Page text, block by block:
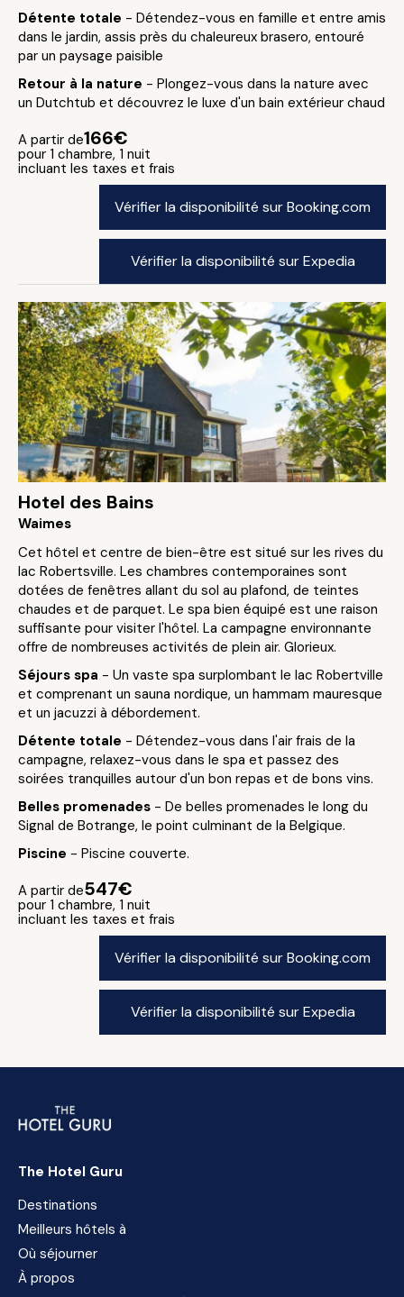
Détente totale - Détendez-vous en famille et entre amis
dans le jardin, assis près du chaleureux brasero, entouré
par un paysage paisible
Retour à la nature - Plongez-vous dans la nature avec
un Dutchtub et découvrez le luxe d'un bain extérieur chaud
A partir de166€
pour 1 chambre, 1 nuit
incluant les taxes et frais
Vérifier la disponibilité sur Booking.com
Vérifier la disponibilité sur Expedia
Hotel des Bains
Waimes
Cet hôtel et centre de bien-être est situé sur les rives du
lac Robertsville. Les chambres contemporaines sont
dotées de fenêtres allant du sol au plafond, de teintes
chaudes et de parquet. Le spa bien équipé est une raison
suffisante pour visiter l'hôtel. La campagne environnante
offre de nombreuses activités de plein air. Glorieux.
Séjours spa - Un vaste spa surplombant le lac Robertville
et comprenant un sauna nordique, un hammam mauresque
et un jacuzzi à débordement.
Détente totale - Détendez-vous dans l'air frais de la
campagne, relaxez-vous dans le spa et passez des
soirées tranquilles autour d'un bon repas et de bons vins.
Belles promenades - De belles promenades le long du
Signal de Botrange, le point culminant de la Belgique.
Piscine - Piscine couverte.
A partir de547€
pour 1 chambre, 1 nuit
incluant les taxes et frais
Vérifier la disponibilité sur Booking.com
Vérifier la disponibilité sur Expedia
The Hotel Guru
Destinations
Meilleurs hôtels à
Où séjourner
À propos